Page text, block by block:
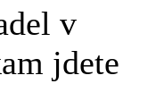
v
jdete